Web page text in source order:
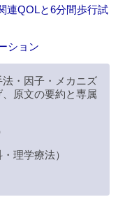
連QOLと6分間歩行試
ション
・因子・メカニズ
原文の要約と専属
理学療法）